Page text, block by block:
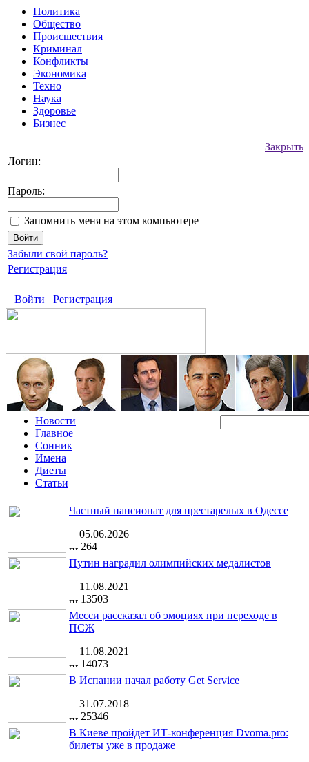
Политика
Общество
Происшествия
Криминал
Конфликты
Экономика
Техно
Наука
Здоровье
Бизнес
Закрыть
Логин:
Пароль:
Запомнить меня на этом компьютере
Забыли свой пароль?
Регистрация
Войти Регистрация
Новости
Главное
Сонник
Имена
Диеты
Статьи
Частный пансионат для престарелых в Одессе
05.06.2026
264
Путин наградил олимпийских медалистов
11.08.2021
13503
Месси рассказал об эмоциях при переходе в
ПСЖ
11.08.2021
14073
В Испании начал работу Get Service
31.07.2018
25346
В Киеве пройдет ИТ-конференция Dvoma.pro:
билеты уже в продаже